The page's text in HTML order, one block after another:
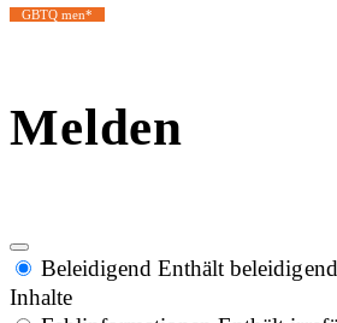
GBTQ men*
Melden
Beleidigend Enthält
Inhalte